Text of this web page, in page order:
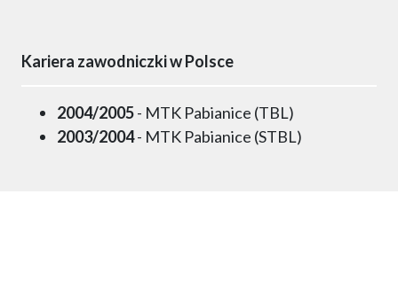
Kariera zawodniczki w Polsce
2004/2005- MTK Pabianice (TBL)
2003/2004- MTK Pabianice (STBL)